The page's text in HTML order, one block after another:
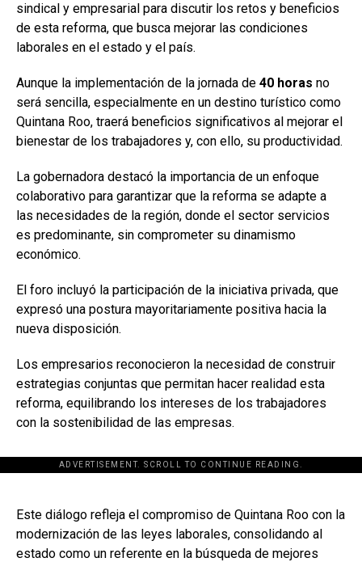
sindical y empresarial para discutir los retos y beneficios
de esta reforma, que busca mejorar las condiciones
laborales en el estado y el país.
Aunque la implementación de la jornada de 40 horas no
será sencilla, especialmente en un destino turístico como
Quintana Roo, traerá beneficios significativos al mejorar el
bienestar de los trabajadores y, con ello, su productividad.
La gobernadora destacó la importancia de un enfoque
colaborativo para garantizar que la reforma se adapte a
las necesidades de la región, donde el sector servicios
es predominante, sin comprometer su dinamismo
económico.
El foro incluyó la participación de la iniciativa privada, que
expresó una postura mayoritariamente positiva hacia la
nueva disposición.
Los empresarios reconocieron la necesidad de construir
estrategias conjuntas que permitan hacer realidad esta
reforma, equilibrando los intereses de los trabajadores
con la sostenibilidad de las empresas.
ADVERTISEMENT. SCROLL TO CONTINUE READING.
[adsforwp id="243463"]
Este diálogo refleja el compromiso de Quintana Roo con la
modernización de las leyes laborales, consolidando al
estado como un referente en la búsqueda de mejores